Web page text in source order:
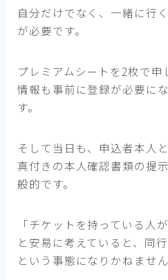
自分だけでなく、一緒に行
が必要です。
プレミアムシートを2枚で
情報も事前に登録が必要に
す。
そして当日も、申込者本人
真付きの本人確認書類の提
般的です。
「チケットを持っている人
と安易に考えていると、同
という事態になりかねません